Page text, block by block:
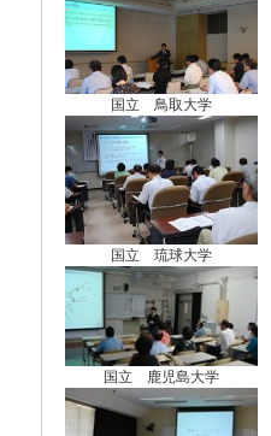
国立 鳥取大学
国立 琉球大学
国立 鹿児島大学